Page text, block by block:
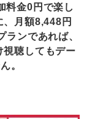
料金0円で楽し
、月額8,448円
ランであれば、
視聴してもデー
。